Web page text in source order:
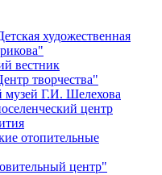
художественная
вестник
творчества"
Г.И. Шелехова
центр
отопительные
центр"